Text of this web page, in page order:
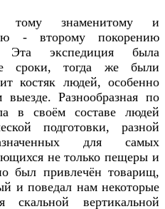
знаменитому и
- второму покорению
Эта экспедиция была
сроки, тогда же были
костяк людей, особенно
Разнообразная по
в своём составе людей
подготовки, разной
для самых
не только пещеры и
был привлечён товарищ,
и поведал нам некоторые
скальной вертикальной